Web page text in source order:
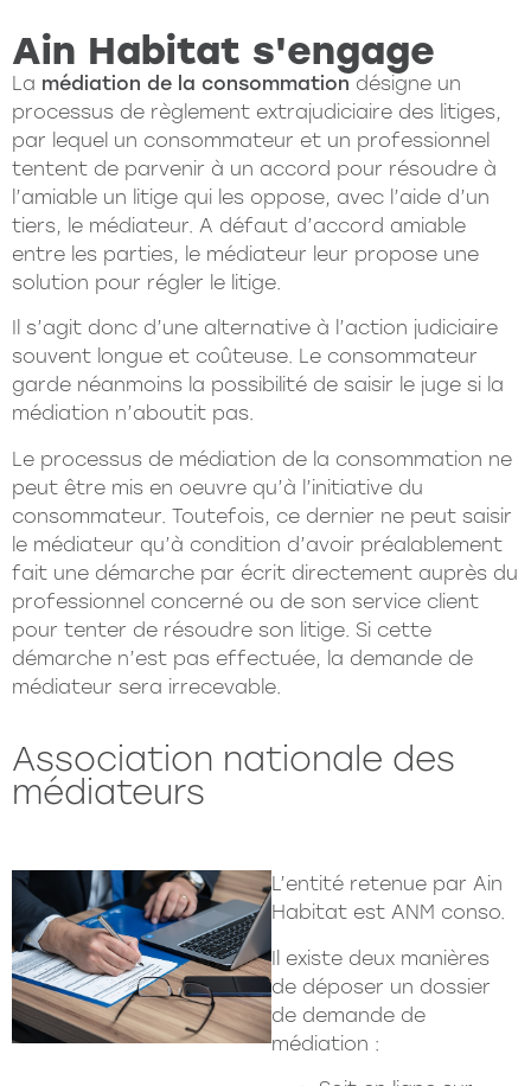
Ain Habitat s'engage
La médiation de la consommation désigne un
processus de règlement extrajudiciaire des litiges,
par lequel un consommateur et un professionnel
tentent de parvenir à un accord pour résoudre à
l’amiable un litige qui les oppose, avec l’aide d’un
tiers, le médiateur. A défaut d’accord amiable
entre les parties, le médiateur leur propose une
solution pour régler le litige.
Il s’agit donc d’une alternative à l’action judiciaire
souvent longue et coûteuse. Le consommateur
garde néanmoins la possibilité de saisir le juge si la
médiation n’aboutit pas.
Le processus de médiation de la consommation ne
peut être mis en oeuvre qu’à l’initiative du
consommateur. Toutefois, ce dernier ne peut saisir
le médiateur qu’à condition d’avoir préalablement
fait une démarche par écrit directement auprès du
professionnel concerné ou de son service client
pour tenter de résoudre son litige. Si cette
démarche n’est pas effectuée, la demande de
médiateur sera irrecevable.
Association nationale des
médiateurs
L’entité retenue par Ain
Habitat est ANM conso.
Il existe deux manières
de déposer un dossier
de demande de
médiation :